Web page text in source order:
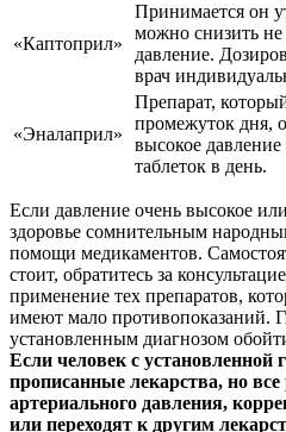
«Каптоприл»
Принимается он
можно снизить не
давление.
врач
«Эналаприл»
Препарат,
промежуток дня,
высокое
таблеток в день.
Если давление очень высокое
здоровье сомнительным
помощи медикаментов.
стоит, обратитесь за
применение тех препаратов,
имеют мало противопоказаний.
установленным диагнозом
Если человек с установленной
прописанные лекарства, но
артериального давления,
или переходят к другим